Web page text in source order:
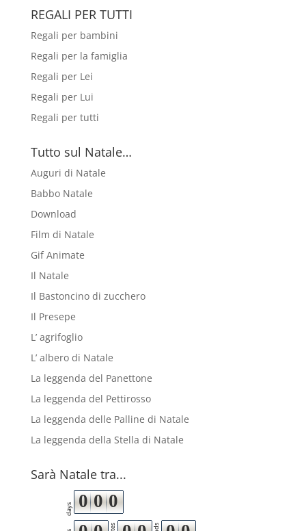
REGALI PER TUTTI
Regali per bambini
Regali per la famiglia
Regali per Lei
Regali per Lui
Regali per tutti
Tutto sul Natale…
Auguri di Natale
Babbo Natale
Download
Film di Natale
Gif Animate
Il Natale
Il Bastoncino di zucchero
Il Presepe
L’ agrifoglio
L’ albero di Natale
La leggenda del Panettone
La leggenda del Pettirosso
La leggenda delle Palline di Natale
La leggenda della Stella di Natale
Sarà Natale tra...
days 0 0 0